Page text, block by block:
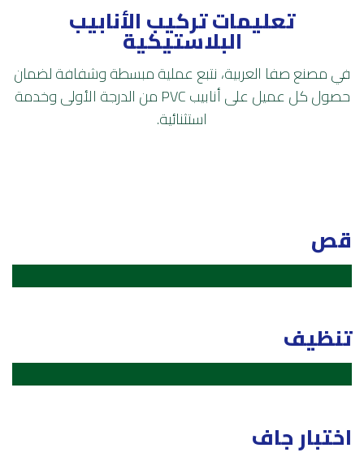
تعليمات تركيب الأنابيب
البلاستيكية
في مصنع صفا العربية، نتبع عملية مبسطة وشفافة لضمان
حصول كل عميل على أنابيب PVC من الدرجة الأولى وخدمة
استثنائية.
قص
تنظيف
اختبار جاف